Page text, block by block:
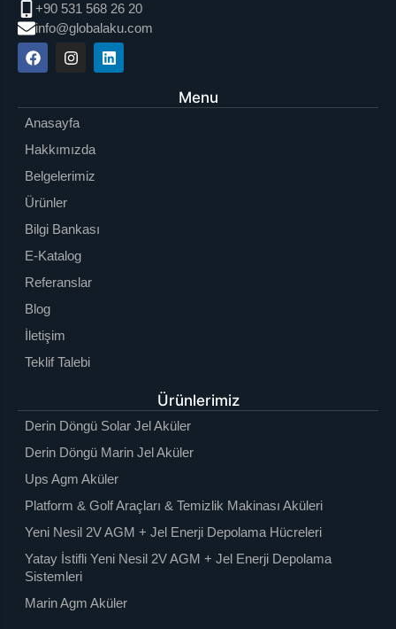
+90 531 568 26 20
info@globalaku.com
Menu
Anasayfa
Hakkımızda
Belgelerimiz
Ürünler
Bilgi Bankası
E-Katalog
Referanslar
Blog
İletişim
Teklif Talebi
Ürünlerimiz
Derin Döngü Solar Jel Aküler
Derin Döngü Marin Jel Aküler
Ups Agm Aküler
Platform & Golf Araçları & Temizlik Makinası Aküleri
Yeni Nesil 2V AGM + Jel Enerji Depolama Hücreleri
Yatay İstifli Yeni Nesil 2V AGM + Jel Enerji Depolama
Sistemleri
Marin Agm Aküler